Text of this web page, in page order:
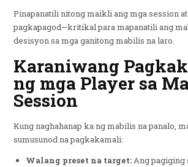
Pinapanatili nitong maikli ang mga session
pagkapagod—kritikal para mapanatili ang
desisyon sa mga ganitong mabilis na laro.
Karaniwang
ng mga Player sa
Session
Kung naghahanap ka ng mabilis na panalo,
sumusunod na pagkakamali:
Walang preset na target:Ang pagiging